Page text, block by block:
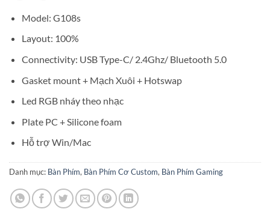
Model: G108s
Layout: 100%
Connectivity: USB Type-C/ 2.4Ghz/ Bluetooth 5.0
Gasket mount + Mạch Xuôi + Hotswap
Led RGB nháy theo nhạc
Plate PC + Silicone foam
Hỗ trợ Win/Mac
Danh mục: Bàn Phím, Bàn Phím Cơ Custom, Bàn Phím Gaming